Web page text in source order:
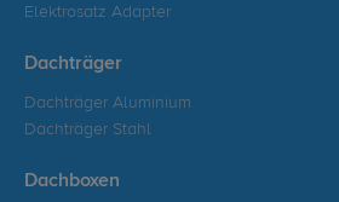
Elektrosatz Adapter
Dachträger
Dachträger Aluminium
Dachträger Stahl
Dachboxen